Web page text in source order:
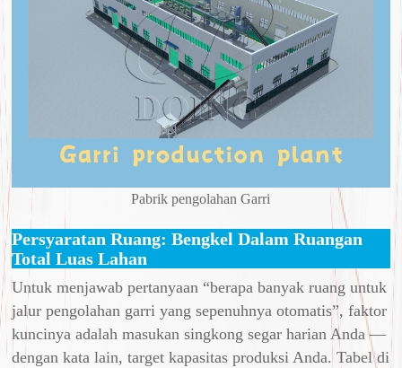
Pabrik pengolahan Garri
Persyaratan Ruang: Bengkel Dalam Ruangan
Total Luas Lahan
Untuk menjawab pertanyaan “berapa banyak ruang untuk
jalur pengolahan garri yang sepenuhnya otomatis”, faktor
kuncinya adalah masukan singkong segar harian Anda —
dengan kata lain, target kapasitas produksi Anda. Tabel di